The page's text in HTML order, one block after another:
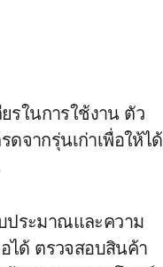
รในการใช้งาน ตัว
จากรุ่นเก่าเพื่อให้ได้
ประมาณและความ
ได้ ตรวจสอบสินค้า